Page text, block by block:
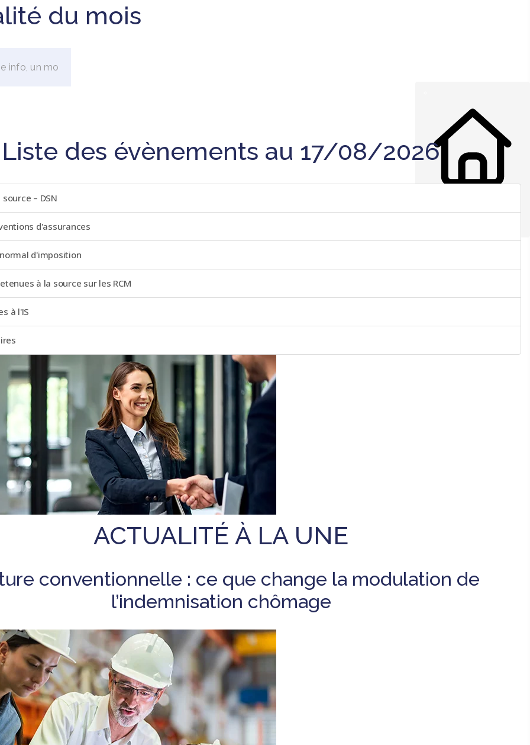
du mois
LISTE DES ÉVÈNEMENTS
Liste des évènements au 17/08/2026
– DSN
d'assurances
d'imposition
à la source sur les RCM
à l'IS
ACTUALITÉ À LA UNE
conventionnelle : ce que change la modulation de
l’indemnisation chômage